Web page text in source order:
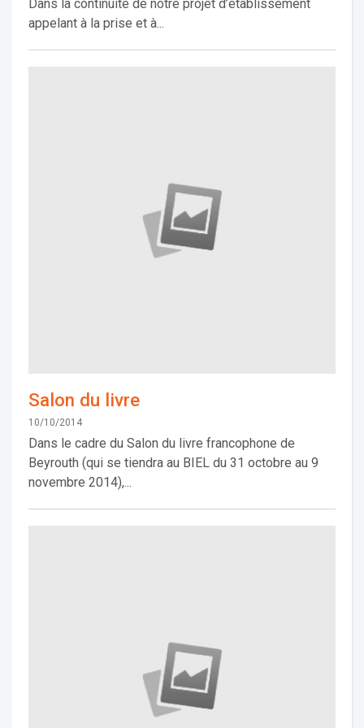
Dans la continuité de notre projet d’établissement
appelant à la prise et à...
Salon du livre
10/10/2014
Dans le cadre du Salon du livre francophone de
Beyrouth (qui se tiendra au BIEL du 31 octobre au 9
novembre 2014),...